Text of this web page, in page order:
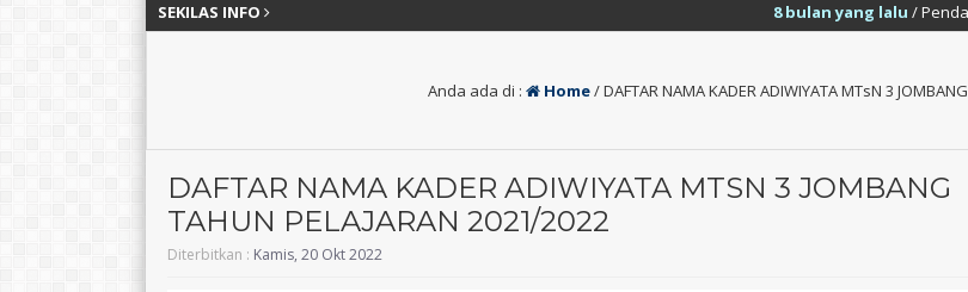
SEKILAS INFO / Pendaftaran Peserta Didik
Anda ada di : Home/DAFTAR NAMA KADER ADIWIYATA MTsN 3
DAFTAR NAMA KADER ADIWIYATA MTSN 3 JOMBANG
TAHUN PELAJARAN 2021/2022
Diterbitkan : Kamis, 20 Okt 2022